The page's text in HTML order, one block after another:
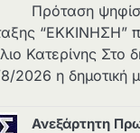
Πρόταση
“ΕΚΚΙΝΗΣΗ”
Κατερίνης Στο
2026 η
Ανεξάρτητη